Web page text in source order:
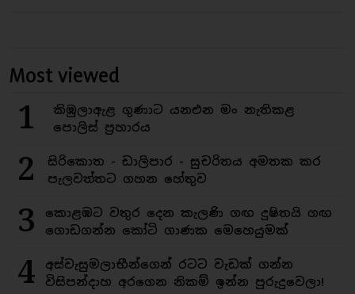
Most viewed
1
කිඹුලාඇළ ගුණාට යනඑන මං නැතිකළ
පොලිස් ප්‍රහාරය
2
සිරිකොත - ඩාලිපාර - සුචරිතය අමතක කර
පැලවත්තට ගහන හේතුව
3
කොළඹට වතුර දෙන කැලණි ගඟ දුෂිතයි ගඟ
ගොඩගන්න කෝටි ගාණක මෙහෙයුමක්
4
අස්වැසුමලාභීන්ගෙන් රටට වැඩක් ගන්න
විසිපන්දාහ අරගෙන නිකම් ඉන්න පුරුදුවෙලා!